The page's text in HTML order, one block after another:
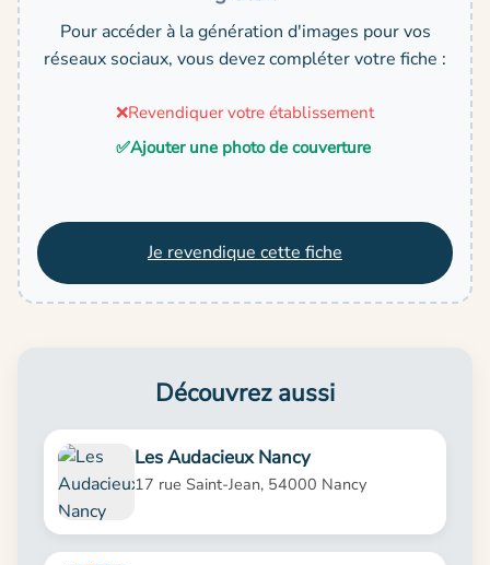
Pour accéder à la génération d'images pour vos
réseaux sociaux, vous devez compléter votre fiche :
❌Revendiquer votre établissement
✅Ajouter une photo de couverture
Je revendique cette fiche
Découvrez aussi
Les Audacieux Nancy
17 rue Saint-Jean, 54000 Nancy